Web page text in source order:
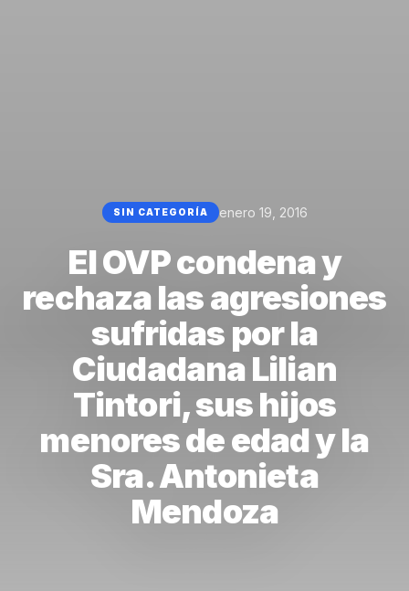
SIN CATEGORÍA enero 19, 2016
El OVP condena y
rechaza las agresiones
sufridas por la
Ciudadana Lilian
Tintori, sus hijos
menores de edad y la
Sra. Antonieta
Mendoza